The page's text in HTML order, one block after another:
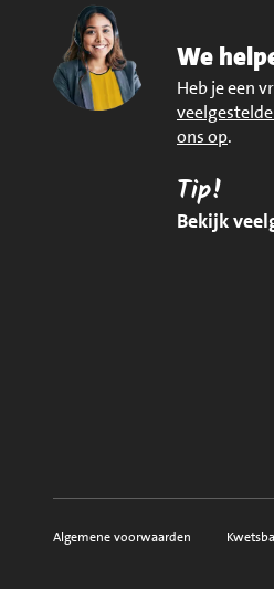
We
Heb je een
ons op.
Tip!
Bekijk
Voorwaarden,
Algemene voorwaarden